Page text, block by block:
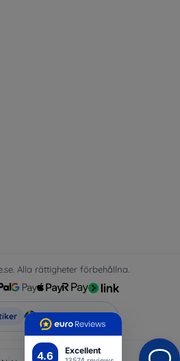
4.6 Excellent
Alla rättigheter förbehållna.
Top4Mobile.se